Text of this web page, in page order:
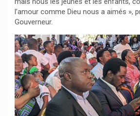
l’amour comme Dieu nous a aimés »,
Gouverneur.